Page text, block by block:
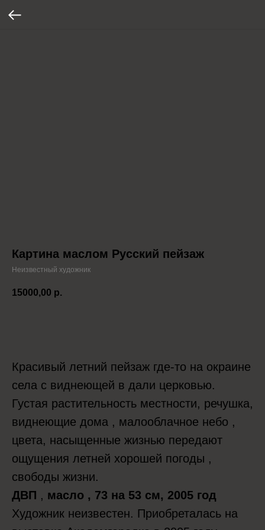
Картина маслом Русский пейзаж
Неизвестный художник
15000,00 р.
Красивый летний пейзаж где-то на окраине
села с виднеющей в дали церковью.
Густая растительность местности, речушка,
виднеющие дома , малооблачное небо ,
цвета, насыщенные жизнью передают
ощущения летней хорошей погоды ,
свободы жизни.
ДВП , масло , 73 на 53 см, 2005 год
Художник неизвестен. Приобреталась на